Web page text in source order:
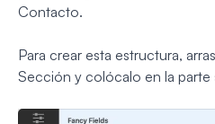
Contacto.
Para crear esta estructura,
Sección y colócalo en la